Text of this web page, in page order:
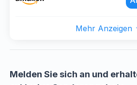
Mehr Anzeigen
Melden Sie sich an und